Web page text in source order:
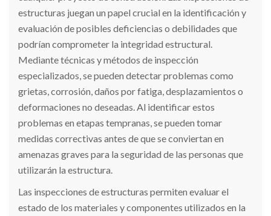
estructuras juegan un papel crucial en la identificación y
evaluación de posibles deficiencias o debilidades que
podrían comprometer la integridad estructural.
Mediante técnicas y métodos de inspección
especializados, se pueden detectar problemas como
grietas, corrosión, daños por fatiga, desplazamientos o
deformaciones no deseadas. Al identificar estos
problemas en etapas tempranas, se pueden tomar
medidas correctivas antes de que se conviertan en
amenazas graves para la seguridad de las personas que
utilizarán la estructura.
Las inspecciones de estructuras permiten evaluar el
estado de los materiales y componentes utilizados en la